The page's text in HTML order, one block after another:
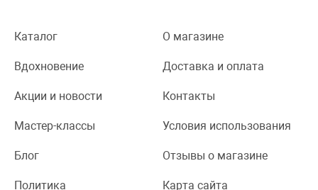
Каталог О магазине
Вдохновение Доставка и оплата
Акции и новости Контакты
Мастер-классы Условия использования
Блог Отзывы о магазине
Политика Карта сайта